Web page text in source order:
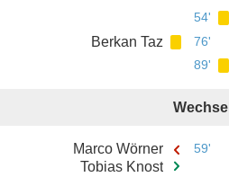
54'
Berkan Taz
76'
89'
Wechsel
Marco Wörner
Tobias Knost
59'